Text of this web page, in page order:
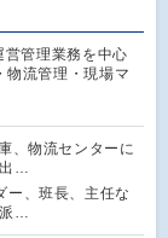
管理業務を中心
物流管理・現場マ
、物流センターに
出…
ー、班長、主任な
派…